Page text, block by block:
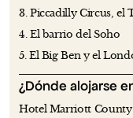
3. Piccadilly Circus, el
4. El barrio del Soho
5. El Big Ben y el
¿Dónde alojarse
Hotel Marriott